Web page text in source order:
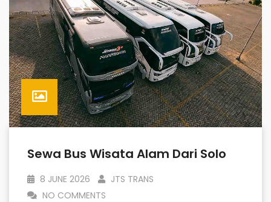
Sewa Bus Wisata Alam Dari Solo
8 JUNE 2026
JTS TRANS
NO COMMENTS